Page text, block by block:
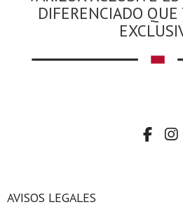
DIFERENCIADO
AVISOS LEGALES